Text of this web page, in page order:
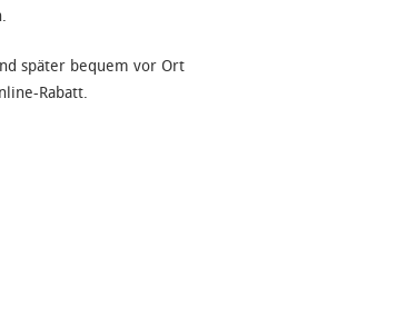
später bequem vor Ort
Rabatt.